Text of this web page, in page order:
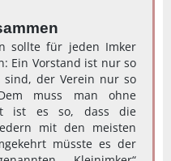
sollte für jeden Imker
Ein Vorstand ist nur so
der Verein nur so
muss man ohne
ist es so, dass die
mit den meisten
müsste es der